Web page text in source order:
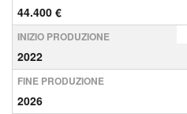
44.400 €
INIZIO PRODUZIONE
2022
FINE PRODUZIONE
2026